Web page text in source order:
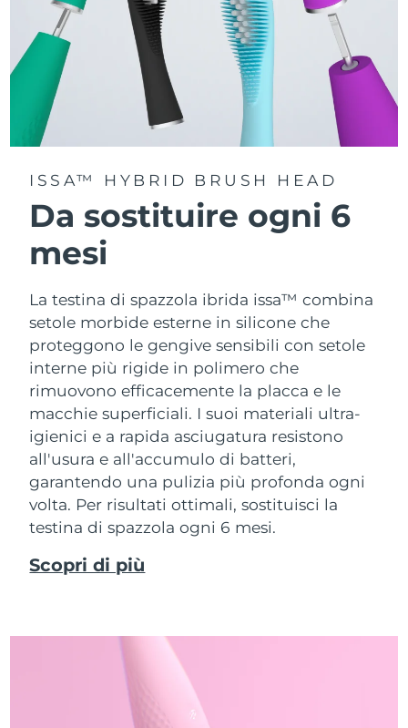
ISSA™ HYBRID BRUSH HEAD
Da sostituire ogni 6
mesi
La testina di spazzola ibrida issa™ combina
setole morbide esterne in silicone che
proteggono le gengive sensibili con setole
interne più rigide in polimero che
rimuovono efficacemente la placca e le
macchie superficiali. I suoi materiali ultra-
igienici e a rapida asciugatura resistono
all'usura e all'accumulo di batteri,
garantendo una pulizia più profonda ogni
volta. Per risultati ottimali, sostituisci la
testina di spazzola ogni 6 mesi.
Scopri di più